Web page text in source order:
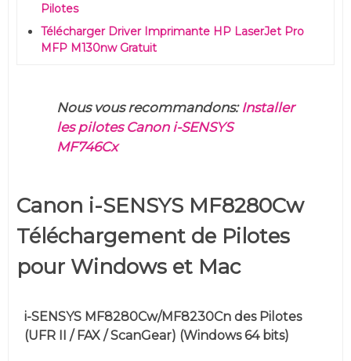
Pilotes
Télécharger Driver Imprimante HP LaserJet Pro
MFP M130nw Gratuit
Nous vous recommandons: Installer
les pilotes Canon i-SENSYS
MF746Cx
Canon i-SENSYS MF8280Cw
Téléchargement de Pilotes
pour Windows et Mac
i-SENSYS MF8280Cw/MF8230Cn des Pilotes
(UFR II / FAX / ScanGear) (Windows 64 bits)